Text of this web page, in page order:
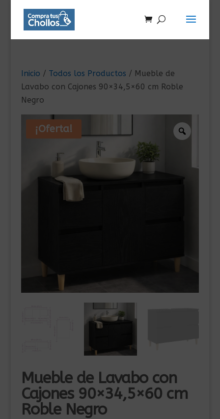
Inicio / Todos los Productos / Mueble de
Lavabo con Cajones 90×34,5×60 cm Roble
Negro
¡Oferta!
Mueble de Lavabo con
Cajones 90×34,5×60 cm
Roble Negro